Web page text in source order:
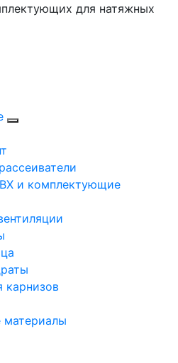
для натяжных
и комплектующие
карнизов
материалы